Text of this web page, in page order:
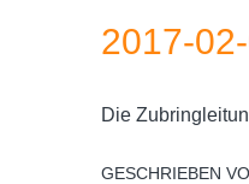
2017-
Die
GESCHRIEBEN